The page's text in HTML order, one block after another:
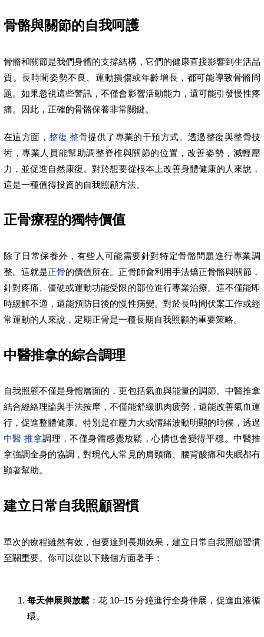
骨骼與關節的自我呵護
骨骼和關節是我們身體的支撐結構，它們的健康直接影響到生活品
質。長時間姿勢不良、運動損傷或年齡增長，都可能導致骨骼問
題。如果忽視這些警訊，不僅會影響活動能力，還可能引發慢性疼
痛。因此，正確的骨骼保養非常關鍵。
在這方面，整復 整骨提供了專業的干預方式。透過整復與整骨技
術，專業人員能幫助調整脊椎與關節的位置，改善姿勢，減輕壓
力，並促進自然康復。對於想要從根本上改善身體健康的人來說，
這是一種值得投資的自我照顧方法。
正骨療程的獨特價值
除了日常保養外，有些人可能需要針對特定骨骼問題進行專業調
整。這就是正骨的價值所在。正骨師會利用手法矯正骨骼與關節，
針對疼痛、僵硬或運動功能受限的部位進行專業治療。這不僅能即
時緩解不適，還能預防日後的慢性病變。對於長時間伏案工作或經
常運動的人來說，定期正骨是一種長期自我照顧的重要策略。
中醫推拿的綜合調理
自我照顧不僅是身體層面的，更包括氣血與能量的調節。中醫推拿
結合經絡理論與手法按摩，不僅能舒緩肌肉疲勞，還能改善氣血運
行，促進整體健康。特別是在壓力大或情緒波動明顯的時候，透過
中醫 推拿調理，不僅身體感覺放鬆，心情也會變得平穩。中醫推
拿強調全身的協調，對現代人常見的肩頸痛、腰背酸痛和失眠都有
顯著幫助。
建立日常自我照顧習慣
單次的療程雖然有效，但要達到長期效果，建立日常自我照顧習慣
至關重要。你可以從以下幾個方面著手：
每天伸展與放鬆：花 10–15 分鐘進行全身伸展，促進血液循
環。